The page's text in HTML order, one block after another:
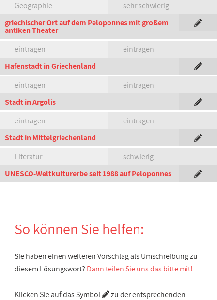
Geographie
sehr schwierig
griechischer Ort auf dem Peloponnes mit großem
antiken Theater
eintragen
eintragen
Hafenstadt in Griechenland
eintragen
eintragen
Stadt in Argolis
eintragen
eintragen
Stadt in Mittelgriechenland
Literatur
schwierig
UNESCO-Weltkulturerbe seit 1988 auf Peloponnes
So können Sie helfen:
Sie haben einen weiteren Vorschlag als Umschreibung zu
diesem Lösungswort? Dann teilen Sie uns das bitte mit!
Klicken Sie auf das Symbol
zu der entsprechenden